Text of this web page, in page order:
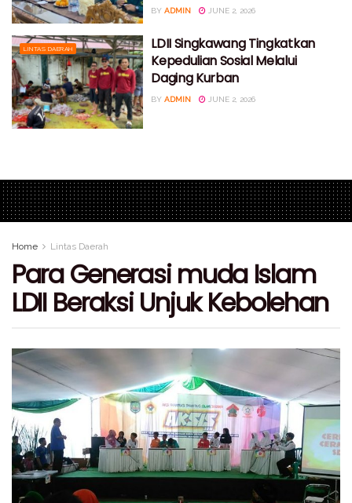
BY ADMIN JUNE 2, 2026
LINTAS DAERAH
LDII Singkawang Tingkatkan
Kepedulian Sosial Melalui
Daging Kurban
BY ADMIN JUNE 2, 2026
Home Lintas Daerah
Para Generasi muda Islam
LDII Beraksi Unjuk Kebolehan